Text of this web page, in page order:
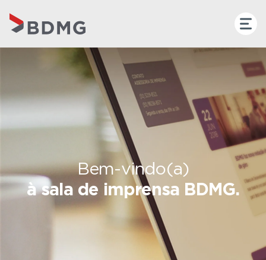
Bem-vindo(a)
à sala de imprensa BDMG.